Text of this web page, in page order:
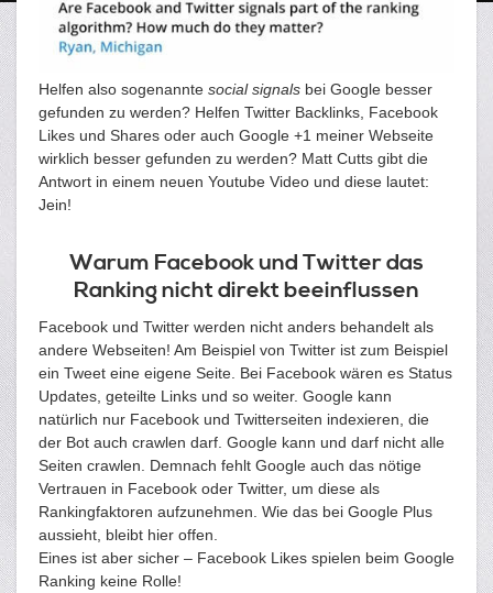
Helfen also sogenannte social signals bei Google besser
gefunden zu werden? Helfen Twitter Backlinks, Facebook
Likes und Shares oder auch Google +1 meiner Webseite
wirklich besser gefunden zu werden? Matt Cutts gibt die
Antwort in einem neuen Youtube Video und diese lautet:
Jein!
Warum Facebook und Twitter das
Ranking nicht direkt beeinflussen
Facebook und Twitter werden nicht anders behandelt als
andere Webseiten! Am Beispiel von Twitter ist zum Beispiel
ein Tweet eine eigene Seite. Bei Facebook wären es Status
Updates, geteilte Links und so weiter. Google kann
natürlich nur Facebook und Twitterseiten indexieren, die
der Bot auch crawlen darf. Google kann und darf nicht alle
Seiten crawlen. Demnach fehlt Google auch das nötige
Vertrauen in Facebook oder Twitter, um diese als
Rankingfaktoren aufzunehmen. Wie das bei Google Plus
aussieht, bleibt hier offen.
Eines ist aber sicher – Facebook Likes spielen beim Google
Ranking keine Rolle!